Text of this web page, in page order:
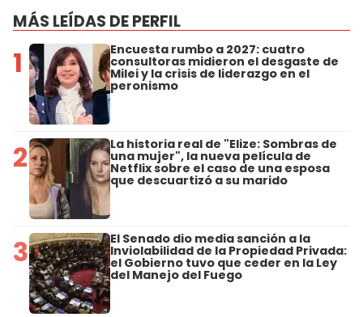
MÁS LEÍDAS DE PERFIL
1 Encuesta rumbo a 2027: cuatro
consultoras midieron el desgaste de
Milei y la crisis de liderazgo en el
peronismo
2 La historia real de "Elize: Sombras de
una mujer", la nueva película de
Netflix sobre el caso de una esposa
que descuartizó a su marido
3 El Senado dio media sanción a la
Inviolabilidad de la Propiedad Privada:
el Gobierno tuvo que ceder en la Ley
del Manejo del Fuego